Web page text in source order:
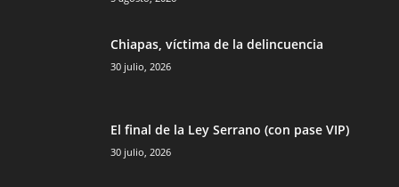
Chiapas, víctima de la delincuencia
30 julio, 2026
El final de la Ley Serrano (con pase VIP)
30 julio, 2026